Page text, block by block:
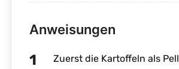
Anweisungen
Zuerst die Kartoffeln als